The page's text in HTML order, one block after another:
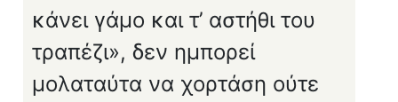
κάνει γάμο και τ’ αστήθι του
τραπέζι», δεν ημπορεί
μολαταύτα να χορτάση ούτε